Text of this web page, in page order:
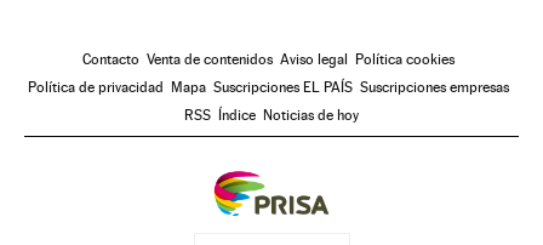
Contacto Venta de contenidos Aviso legal
Política cookies
Política de privacidad
Mapa Suscripciones EL PAÍS Suscripciones empresas
RSS
Índice Noticias de hoy